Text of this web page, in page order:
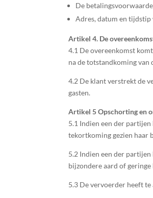
De
Adres, datum en tijdstip
Artikel 4. De
4.1 De overeenkomst
na de totstandkoming van
4.2 De klant verstrekt de
gasten.
Artikel 5 Opschorting en
5.1 Indien een der
tekortkoming gezien haar
5.2 Indien een der
bijzondere aard of
5.3 De vervoerder heeft